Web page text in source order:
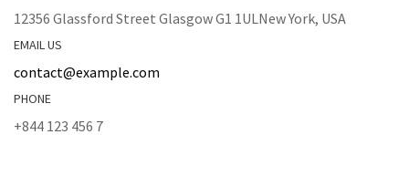
12356 Glassford Street Glasgow G1 1ULNew York, USA
EMAIL US
contact@example.com
PHONE
+844 123 456 7